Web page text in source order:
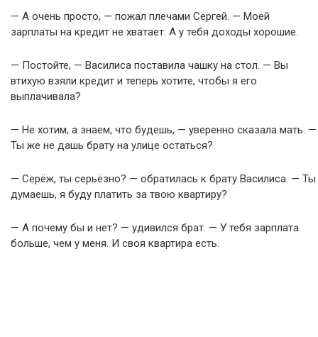
— А очень просто, — пожал плечами Сергей. — Моей
зарплаты на кредит не хватает. А у тебя доходы хорошие.
— Постойте, — Василиса поставила чашку на стол. — Вы
втихую взяли кредит и теперь хотите, чтобы я его
выплачивала?
— Не хотим, а знаем, что будешь, — уверенно сказала мать. —
Ты же не дашь брату на улице остаться?
— Серёж, ты серьёзно? — обратилась к брату Василиса. — Ты
думаешь, я буду платить за твою квартиру?
— А почему бы и нет? — удивился брат. — У тебя зарплата
больше, чем у меня. И своя квартира есть.